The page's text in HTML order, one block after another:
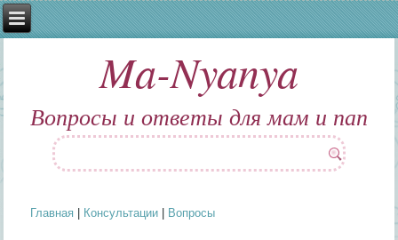
Ma-Nyanya
Вопросы и ответы для мам и пап
Вы здесь
Главная| Консультации| Вопросы